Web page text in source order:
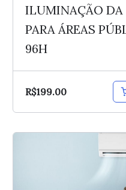
ILUMINAÇÃO DA
PARA ÁREAS
96H
R$199.00